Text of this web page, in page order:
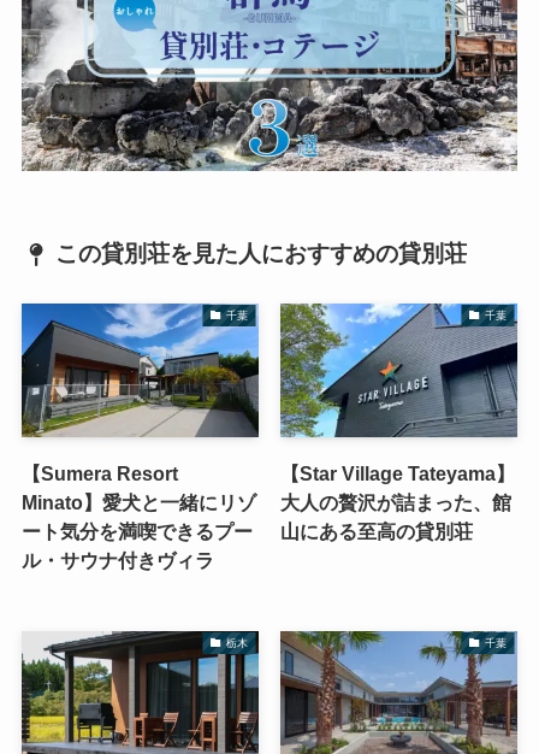
この貸別荘を見た人におすすめの貸別荘
千葉
【Sumera Resort
Minato】愛犬と一緒にリゾ
ート気分を満喫できるプー
ル・サウナ付きヴィラ
千葉
【Star Village Tateyama】
大人の贅沢が詰まった、館
山にある至高の貸別荘
栃木 千葉